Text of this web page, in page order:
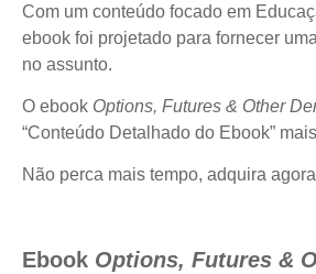
Com um conteúdo focado em
ebook foi projetado para fornecer
no assunto.
O ebook Options, Futures & Other
“Conteúdo Detalhado do Ebook”
Não perca mais tempo, adquira agora
Ebook Options, Futures &